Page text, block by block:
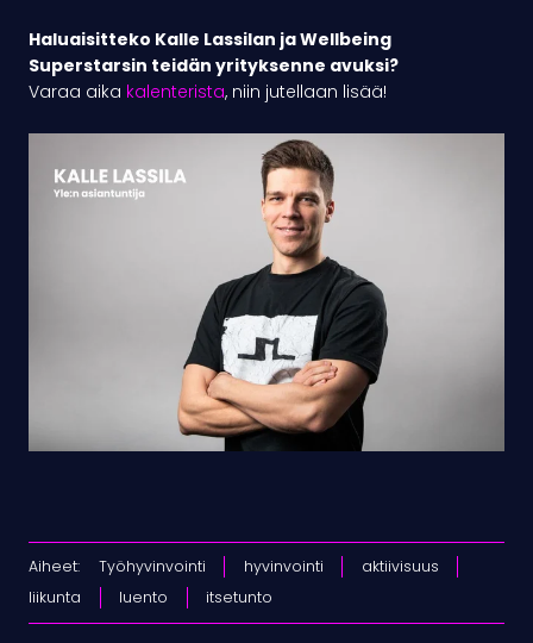
Haluaisitteko Kalle Lassilan ja Wellbeing
Superstarsin teidän yrityksenne avuksi?
Varaa aika kalenterista, niin jutellaan lisää!
Aiheet: Työhyvinvointi hyvinvointi
aktiivisuus
liikunta
luento itsetunto